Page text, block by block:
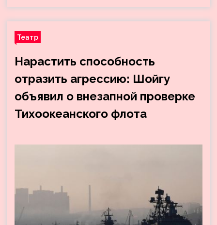
Театр
Нарастить способность
отразить агрессию: Шойгу
объявил о внезапной проверке
Тихоокеанского флота